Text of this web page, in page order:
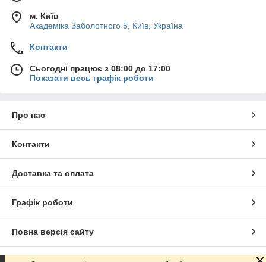
м. Київ
Академіка Заболотного 5, Київ, Україна
Контакти
Сьогодні працює з 08:00 до 17:00
Показати весь графік роботи
Про нас
Контакти
Доставка та оплата
Графік роботи
Повна версія сайту